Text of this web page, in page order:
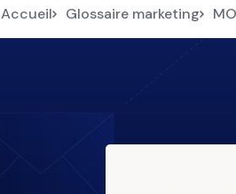
Accueil Glossaire marketing